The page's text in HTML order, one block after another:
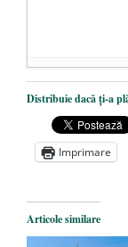
Statul
Legea
Distribuie dacă ți-a
Imprimare
Articole similare